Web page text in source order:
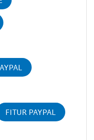
FITUR PAYPAL